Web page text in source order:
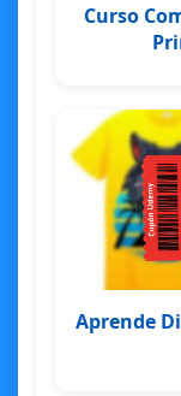
Curso
Aprende